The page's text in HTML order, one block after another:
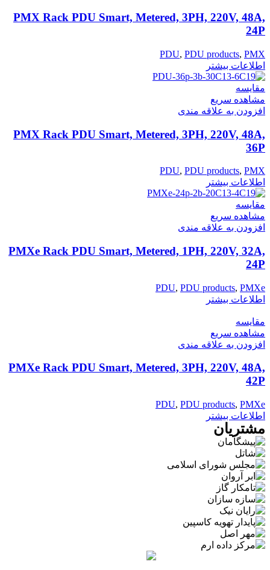
PMX Rack PDU Smart, Metered, 3PH, 220V, 48A,
24P
PDU, PDU products, PMX
اطلاعات بیشتر
مقایسه
مشاهده سریع
افزودن به علاقه مندی
PMX Rack PDU Smart, Metered, 3PH, 220V, 48A,
36P
PDU, PDU products, PMX
اطلاعات بیشتر
مقایسه
مشاهده سریع
افزودن به علاقه مندی
PMXe Rack PDU Smart, Metered, 1PH, 220V, 32A,
24P
PDU, PDU products, PMXe
اطلاعات بیشتر
مقایسه
مشاهده سریع
افزودن به علاقه مندی
PMXe Rack PDU Smart, Metered, 3PH, 220V, 48A,
42P
PDU, PDU products, PMXe
اطلاعات بیشتر
مشتریان